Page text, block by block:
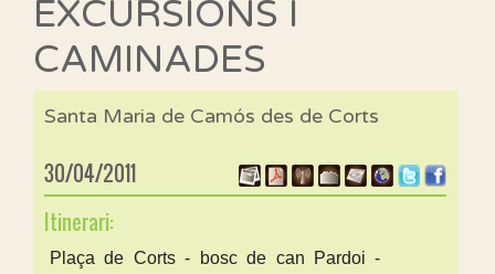
EXCURSIONS I
CAMINADES
Santa Maria de Camós des de Corts
30/04/2011
Itinerari:
Plaça de Corts - bosc de can Pardoi -